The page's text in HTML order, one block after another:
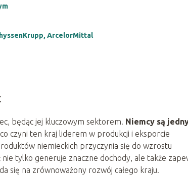
ArcelorMittal
będąc jej kluczowym sektorem. Niemcy są
, co czyni ten kraj liderem w produkcji i eksporcie
niemieckich przyczynia się do wzrostu
tylko generuje znaczne dochody, ale także
się na zrównoważony rozwój całego kraju.